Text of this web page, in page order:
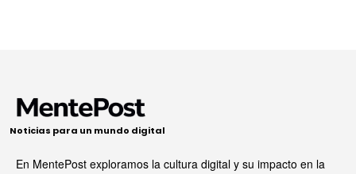
Noticias para un mundo digital
En MentePost exploramos la cultura digital y su impacto en la